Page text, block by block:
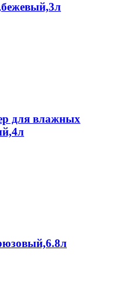
для влажных